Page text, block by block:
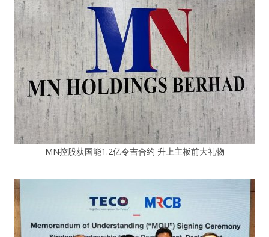
MN控股获国能1.2亿令吉合约 升上主板前大礼物